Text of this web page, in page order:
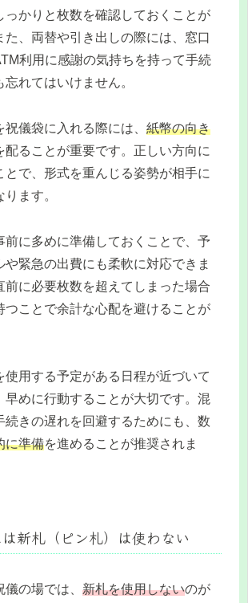
っかりと枚数を確認しておくことが
た、両替や引き出しの際には、窓口
利用に感謝の気持ちを持って手続
れてはいけません。
儀袋に入れる際には、 紙幣の向き
配ることが重要です。正しい方向に
とで、形式を重んじる姿勢が相手に
ます。
前に多めに準備しておくことで、予
や緊急の出費にも柔軟に対応できま
前に必要枚数を超えてしまった場合
つことで余計な心配を避けることが
使用する予定がある日程が近づいて
早めに行動することが大切です。混
続きの遅れを回避するためにも、数
に準備を進めることが推奨されま
新札（ピン札）は使わない
の場では、 新札を使用しないのが